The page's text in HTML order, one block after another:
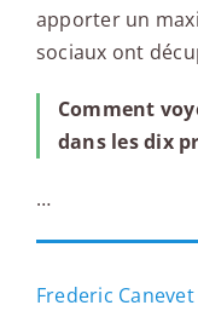
apporter un
sociaux ont
Comment
dans les dix
…
Frederic Canevet